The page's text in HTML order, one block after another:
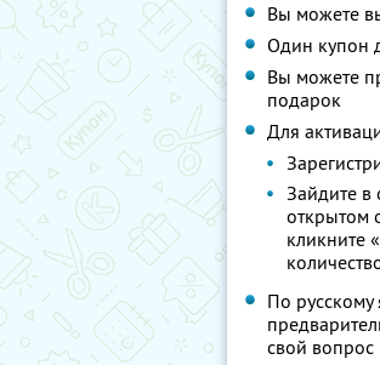
Вы можете
Один купон
Вы можете
подарок
Для
Зайдите в
открытом
кликните
По русскому
свой вопрос